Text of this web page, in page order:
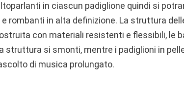
in ciascun padiglione quindi si
rombanti in alta definizione. La struttura
con materiali resistenti e flessibili, le
struttura si smonti, mentre i padiglioni in
di musica prolungato.